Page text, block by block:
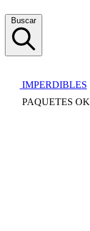
Buscar
IMPERDIBLES
PAQUETES OK